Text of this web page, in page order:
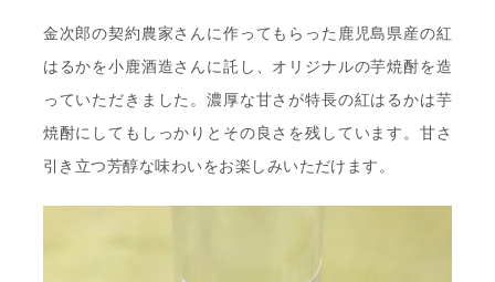
金次郎の契約農家さんに作ってもらった鹿児島県産の紅
はるかを小鹿酒造さんに託し、オリジナルの芋焼酎を造
っていただきました。濃厚な甘さが特長の紅はるかは芋
焼酎にしてもしっかりとその良さを残しています。甘さ
引き立つ芳醇な味わいをお楽しみいただけます。